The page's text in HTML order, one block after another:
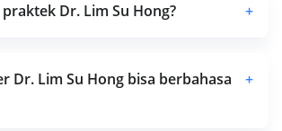
Dr. Lim Su Hong? +
Dr. Lim Su Hong bisa berbahasa
+